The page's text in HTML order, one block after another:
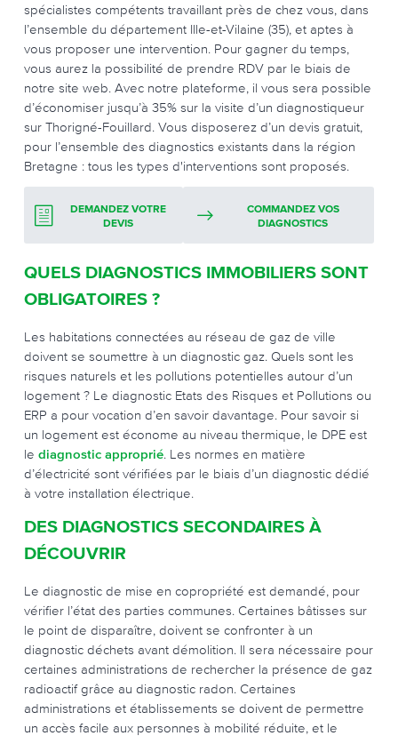
spécialistes compétents travaillant près de chez vous, dans
l’ensemble du département Ille-et-Vilaine (35), et aptes à
vous proposer une intervention. Pour gagner du temps,
vous aurez la possibilité de prendre RDV par le biais de
notre site web. Avec notre plateforme, il vous sera possible
d’économiser jusqu’à 35% sur la visite d’un diagnostiqueur
sur Thorigné-Fouillard. Vous disposerez d’un devis gratuit,
pour l’ensemble des diagnostics existants dans la région
Bretagne : tous les types d'interventions sont proposés.
DEMANDEZ VOTRE
DEVIS
COMMANDEZ VOS
DIAGNOSTICS
QUELS DIAGNOSTICS IMMOBILIERS SONT
OBLIGATOIRES ?
Les habitations connectées au réseau de gaz de ville
doivent se soumettre à un diagnostic gaz. Quels sont les
risques naturels et les pollutions potentielles autour d’un
logement ? Le diagnostic Etats des Risques et Pollutions ou
ERP a pour vocation d’en savoir davantage. Pour savoir si
un logement est économe au niveau thermique, le DPE est
le diagnostic approprié. Les normes en matière
d’électricité sont vérifiées par le biais d’un diagnostic dédié
à votre installation électrique.
DES DIAGNOSTICS SECONDAIRES À
DÉCOUVRIR
Le diagnostic de mise en copropriété est demandé, pour
vérifier l’état des parties communes. Certaines bâtisses sur
le point de disparaître, doivent se confronter à un
diagnostic déchets avant démolition. Il sera nécessaire pour
certaines administrations de rechercher la présence de gaz
radioactif grâce au diagnostic radon. Certaines
administrations et établissements se doivent de permettre
un accès facile aux personnes à mobilité réduite, et le